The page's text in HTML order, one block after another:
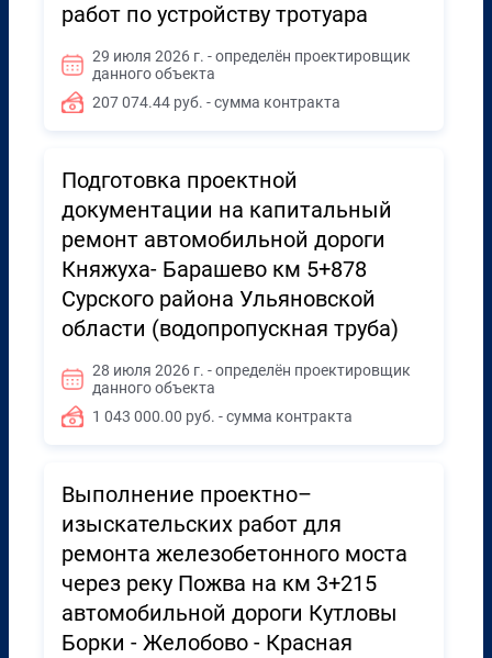
работ по устройству тротуара
29 июля 2026 г. - определён проектировщик
данного объекта
207 074.44 руб. - сумма контракта
Подготовка проектной
документации на капитальный
ремонт автомобильной дороги
Княжуха- Барашево км 5+878
Сурского района Ульяновской
области (водопропускная труба)
28 июля 2026 г. - определён проектировщик
данного объекта
1 043 000.00 руб. - сумма контракта
Выполнение проектно–
изыскательских работ для
ремонта железобетонного моста
через реку Пожва на км 3+215
автомобильной дороги Кутловы
Борки - Желобово - Красная